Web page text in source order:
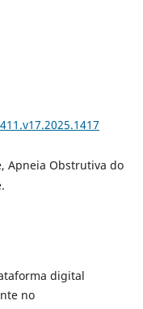
Apneia Obstrutiva do
digital
no